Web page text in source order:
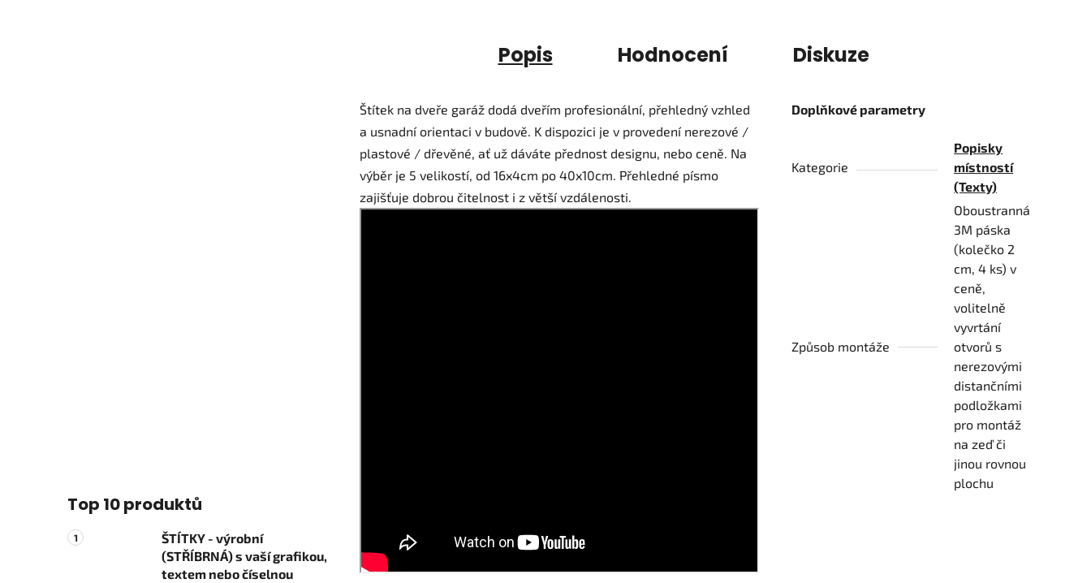
Top 10 produktů
ŠTÍTKY - výrobní
(STŘÍBRNÁ) s vaší grafikou,
textem nebo číselnou
Popis Hodnocení Diskuze
Štítek na dveře garáž dodá dveřím profesionální, přehledný vzhled
a usnadní orientaci v budově. K dispozici je v provedení nerezové /
plastové / dřevěné, ať už dáváte přednost designu, nebo ceně. Na
výběr je 5 velikostí, od 16x4cm po 40x10cm. Přehledné písmo
zajišťuje dobrou čitelnost i z větší vzdálenosti.
Doplňkové parametry
Kategorie
Popisky
místností
(Texty)
Způsob montáže
Oboustranná
3M páska
(kolečko 2
cm, 4 ks) v
ceně,
volitelně
vyvrtání
otvorů s
nerezovými
distančními
podložkami
pro montáž
na zeď či
jinou rovnou
plochu